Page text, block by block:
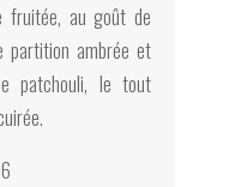
fruitée, au goût de
partition ambrée et
patchouli, le tout